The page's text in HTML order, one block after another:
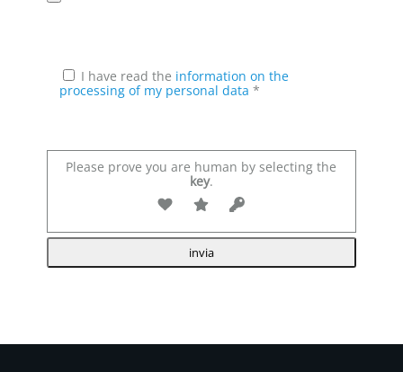
I have read the information on the
processing of my personal data *
Please prove you are human by selecting the
key.